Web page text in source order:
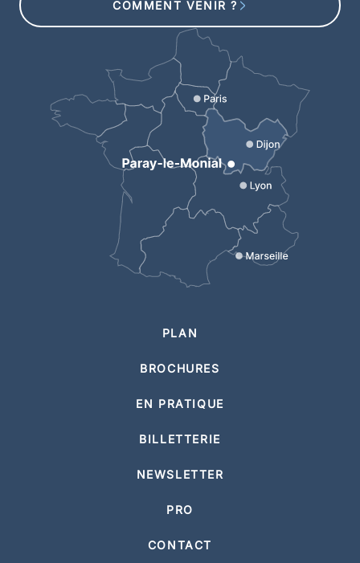
COMMENT VENIR ?
PLAN
BROCHURES
EN PRATIQUE
BILLETTERIE
NEWSLETTER
PRO
CONTACT